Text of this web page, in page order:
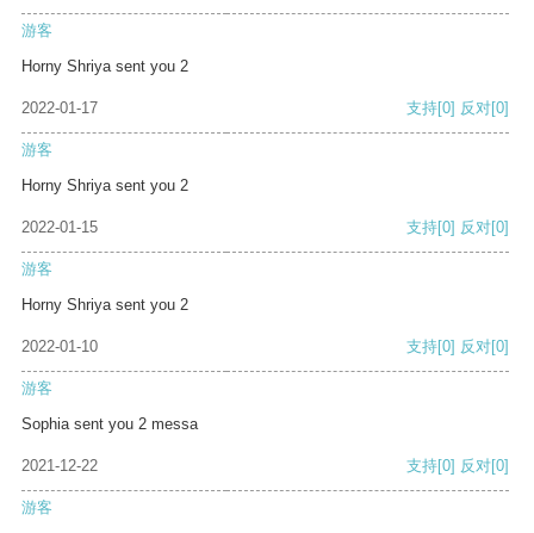
游客
Horny Shriya sent you 2
2022-01-17 支持[0] 反对[0]
游客
Horny Shriya sent you 2
2022-01-15 支持[0] 反对[0]
游客
Horny Shriya sent you 2
2022-01-10 支持[0] 反对[0]
游客
Sophia sent you 2 messa
2021-12-22 支持[0] 反对[0]
游客